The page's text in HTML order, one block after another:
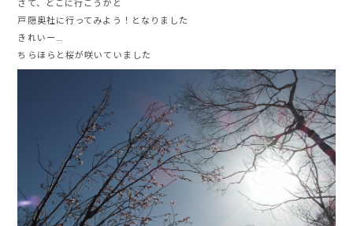
さて、どこに行こうかと
戸隠奥社に行ってみよう！となりました
きれいー…
ちらほらと桜が咲いていました